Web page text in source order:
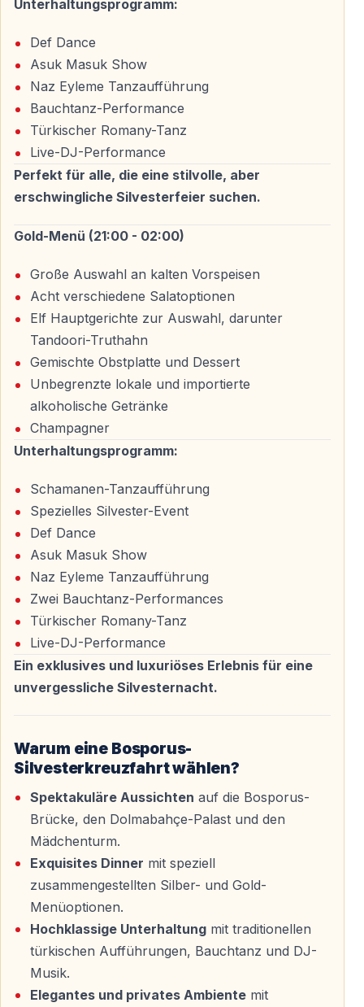
seltene Gelegenheit — den Jahreswechsel gleichzeitig
auf zwei Kontinenten zu feiern. Ideal für Paare,
Freundesgruppen und alle, die Silvester in Istanbul auf
außergewöhnliche Weise erleben möchten.
Für wen ist diese Kreuzfahrt ideal?
— Für Reisende, die Silvester in Istanbul besonders
feiern möchten
Nacht
verbinden wollen
— Für Winterbesucher, die Istanbul von seiner
festlichen Seite erleben möchten
Buchung und Verfügbarkeit
Silvesterkreuzfahrten auf dem Bosporus sind jedes
Jahr stark nachgefragt und nur begrenzt verfügbar.
Eine frühzeitige Buchung sichert die besten Plätze, den
Begrüßen Sie das Jahr 2026 auf dem Bosporus — im
Herzen Istanbuls.
Englische Version der Seite
https://vigotours.com/istanbul-turkey/new-year-s-
eve-dinner-cruise-party-on-the-bosphorus-istanbul
Häufig gestellte Fragen
Wie lange dauert die Silvesterkreuzfahrt?
Die Kreuzfahrt beginnt am Abend und endet in den
frühen Stunden des neuen Jahres — die Dauer beträgt
in der Regel 4–5 Stunden.
Sind Getränke im Preis inbegriffen?
Ja — je nach gebuchtem Paket sind unbegrenzte
alkoholische oder alkoholfreie Getränke enthalten.
Ist die Kreuzfahrt für Familien mit Kindern
geeignet?
Ja — jedoch wird aufgrund der späten Uhrzeit und
Unterhaltungsprogramm:
Def Dance
Asuk Masuk Show
Naz Eyleme Tanzaufführung
Bauchtanz-Performance
Türkischer Romany-Tanz
Live-DJ-Performance
Perfekt für alle, die eine stilvolle, aber
erschwingliche Silvesterfeier suchen.
Gold-Menü (21:00 - 02:00)
Große Auswahl an kalten Vorspeisen
Acht verschiedene Salatoptionen
Elf Hauptgerichte zur Auswahl, darunter
Tandoori-Truthahn
Gemischte Obstplatte und Dessert
Unbegrenzte lokale und importierte
alkoholische Getränke
Champagner
Unterhaltungsprogramm:
Schamanen-Tanzaufführung
Spezielles Silvester-Event
Def Dance
Asuk Masuk Show
Naz Eyleme Tanzaufführung
Zwei Bauchtanz-Performances
Türkischer Romany-Tanz
Live-DJ-Performance
Ein exklusives und luxuriöses Erlebnis für eine
unvergessliche Silvesternacht.
Warum eine Bosporus-
Silvesterkreuzfahrt wählen?
Spektakuläre Aussichten auf die Bosporus-
Brücke, den Dolmabahçe-Palast und den
Mädchenturm.
Exquisites Dinner mit speziell
zusammengestellten Silber- und Gold-
Menüoptionen.
Hochklassige Unterhaltung mit traditionellen
türkischen Aufführungen, Bauchtanz und DJ-
Musik.
Elegantes und privates Ambiente mit